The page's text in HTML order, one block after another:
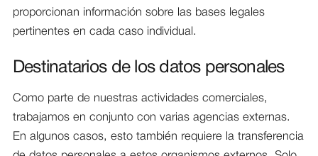
proporcionan información sobre las bases legales
pertinentes en cada caso individual.
Destinatarios de los datos personales
Como parte de nuestras actividades comerciales,
trabajamos en conjunto con varias agencias externas.
En algunos casos, esto también requiere la transferencia